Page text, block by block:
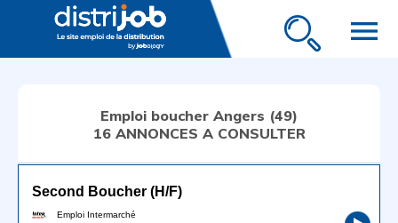
menu
Emploi boucher Angers (49)
16 ANNONCES A CONSULTER
Second Boucher (H/F)
Emploi Intermarché